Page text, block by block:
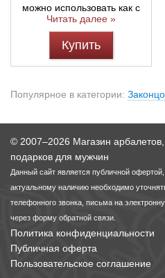
можно использовать как с
Читать далее »
Купить
Популярное в категории:
арбалетов
© 2007–2026 Магазин
подарков для мужчин
Данный сайт является публичной
актуальному наличию необходимо
телефонного звонка, письма на
через форму обратной связи.
Политика конфиденциальности
Публичная оферта
Пользовательское соглашение